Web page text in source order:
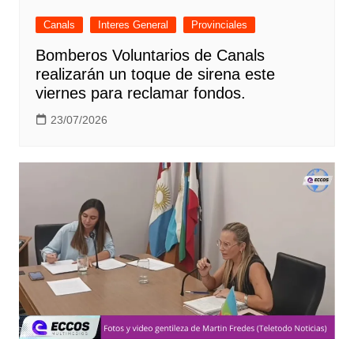
Canals Interes General Provinciales
Bomberos Voluntarios de Canals
realizarán un toque de sirena este
viernes para reclamar fondos.
23/07/2026